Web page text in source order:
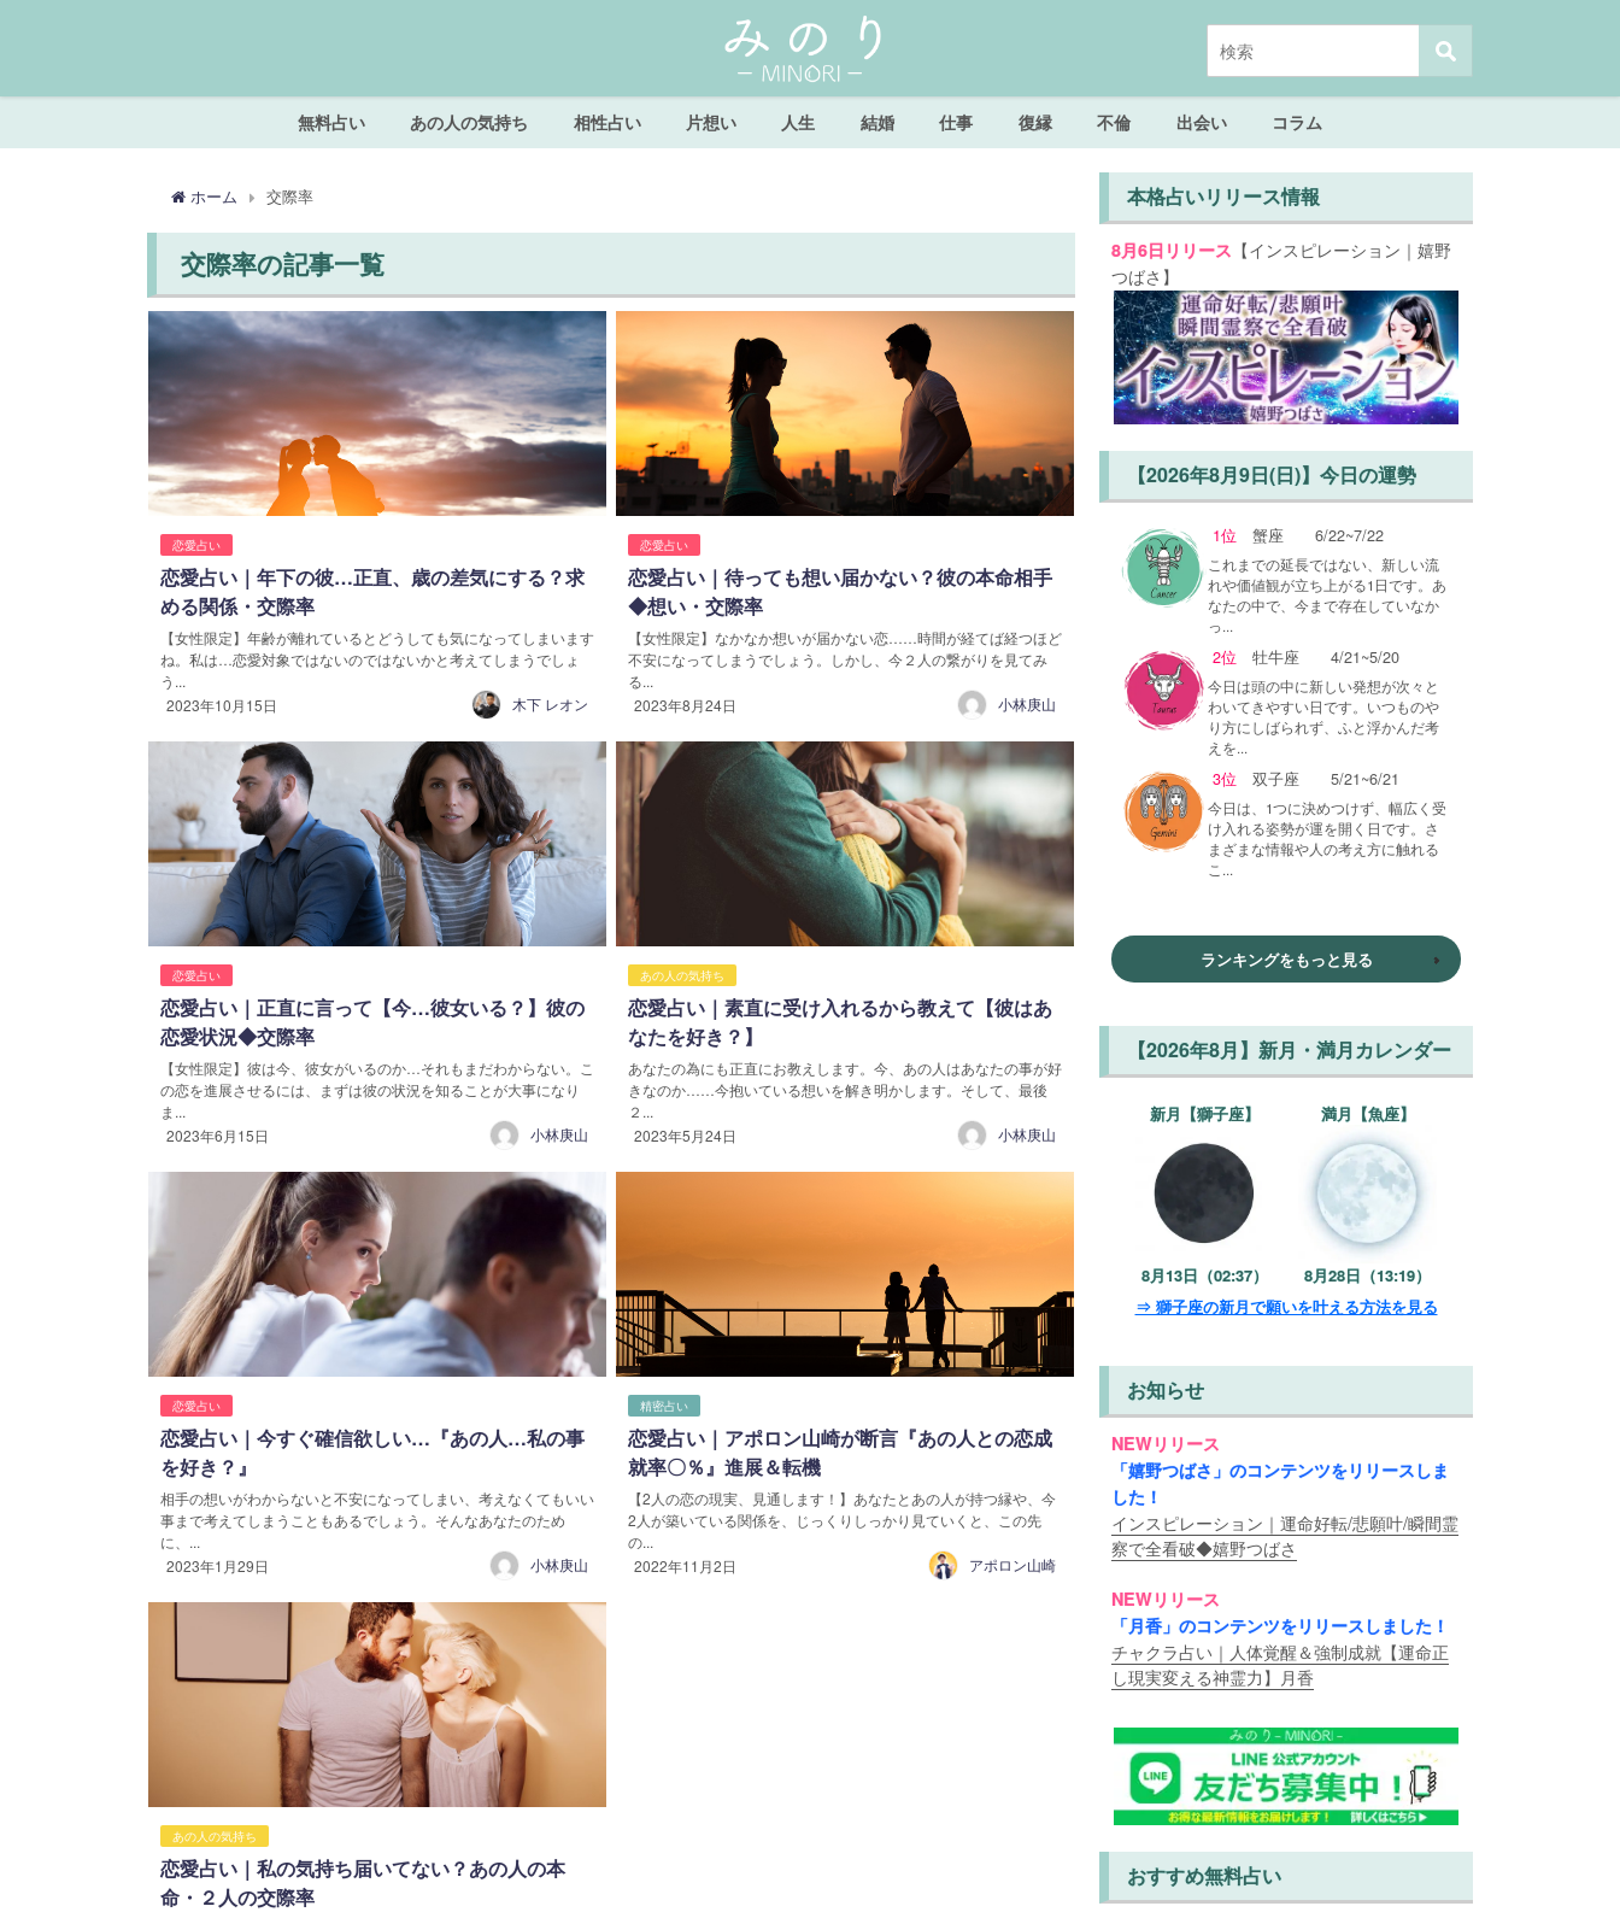
無料占い あの人の気持ち 相性占い 片想い 人生 結婚 仕事 復縁 不倫 出会い コラム
ホーム 交際率
交際率の記事一覧
恋愛占い
恋愛占い｜年下の彼…正直、歳の差気にする？求
める関係・交際率
【女性限定】年齢が離れているとどうしても気になってしまいます
ね。私は…恋愛対象ではないのではないかと考えてしまうでしょ
う...
2023年10月15日
木下 レオン
恋愛占い
恋愛占い｜待っても想い届かない？彼の本命相手
◆想い・交際率
【女性限定】なかなか想いが届かない恋……時間が経てば経つほど
不安になってしまうでしょう。しかし、今２人の繋がりを見てみ
る...
2023年8月24日
小林庚山
恋愛占い
恋愛占い｜正直に言って【今…彼女いる？】彼の
恋愛状況◆交際率
【女性限定】彼は今、彼女がいるのか…それもまだわからない。こ
の恋を進展させるには、まずは彼の状況を知ることが大事になり
ま...
2023年6月15日
小林庚山
あの人の気持ち
恋愛占い｜素直に受け入れるから教えて【彼はあ
なたを好き？】
あなたの為にも正直にお教えします。今、あの人はあなたの事が好
きなのか……今抱いている想いを解き明かします。そして、最後
２...
2023年5月24日
小林庚山
恋愛占い
恋愛占い｜今すぐ確信欲しい…『あの人…私の事
を好き？』
相手の想いがわからないと不安になってしまい、考えなくてもいい
事まで考えてしまうこともあるでしょう。そんなあなたのため
に、...
2023年1月29日
小林庚山
精密占い
恋愛占い｜アポロン山崎が断言『あの人との恋成
就率〇％』進展＆転機
【2人の恋の現実、見通します！】あなたとあの人が持つ縁や、今
2人が築いている関係を、じっくりしっかり見ていくと、この先
の...
2022年11月2日
アポロン山崎
あの人の気持ち
恋愛占い｜私の気持ち届いてない？あの人の本
命・２人の交際率
本格占いリリース情報
8月6日リリース 【インスピレーション｜嬉野
つばさ】
【2026年8月9日(日)】今日の運勢
1位 蟹座 6/22~7/22
これまでの延長ではない、新しい流
れや価値観が立ち上がる1日です。あ
なたの中で、今まで存在していなか
っ...
2位 牡牛座 4/21~5/20
今日は頭の中に新しい発想が次々と
わいてきやすい日です。いつものや
り方にしばられず、ふと浮かんだ考
えを...
3位 双子座 5/21~6/21
今日は、1つに決めつけず、幅広く受
け入れる姿勢が運を開く日です。さ
まざまな情報や人の考え方に触れる
こ...
ランキングをもっと見る
【2026年8月】新月・満月カレンダー
新月【獅子座】
8月13日（02:37）
満月【魚座】
8月28日（13:19）
⇒ 獅子座の新月で願いを叶える方法を見る
お知らせ
NEWリリース
「嬉野つばさ」のコンテンツをリリースしま
した！
インスピレーション｜運命好転/悲願叶/瞬間霊
察で全看破◆嬉野つばさ
NEWリリース
「月香」のコンテンツをリリースしました！
チャクラ占い｜人体覚醒＆強制成就【運命正
し現実変える神霊力】月香
おすすめ無料占い